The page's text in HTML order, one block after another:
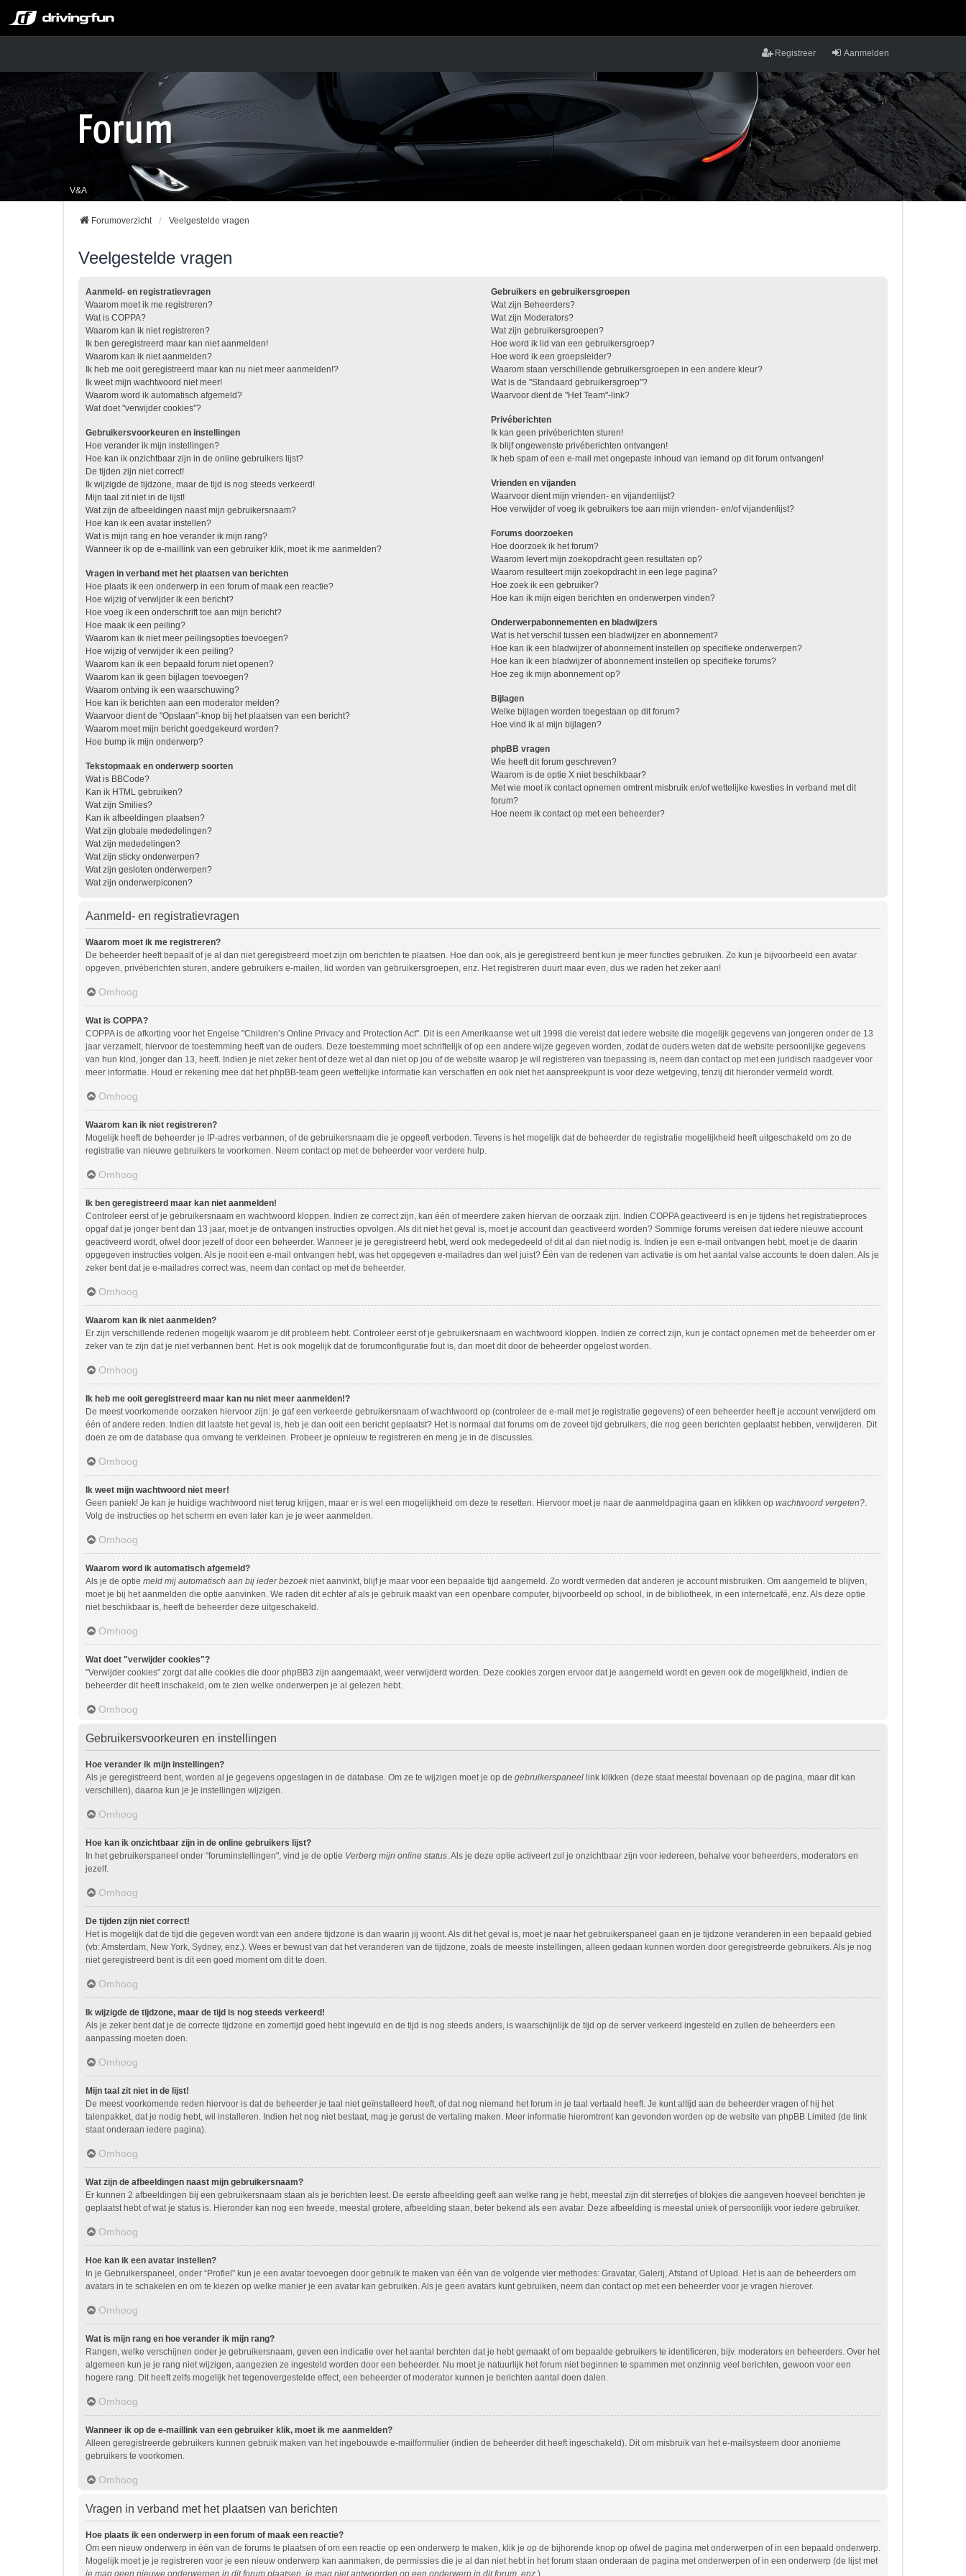
Aanmelden
Registreer
V&A
Forumoverzicht Veelgestelde vragen
Veelgestelde vragen
Aanmeld- en registratievragen
Waarom moet ik me registreren?
Wat is COPPA?
Waarom kan ik niet registreren?
Ik ben geregistreerd maar kan niet aanmelden!
Waarom kan ik niet aanmelden?
Ik heb me ooit geregistreerd maar kan nu niet meer aanmelden!?
Ik weet mijn wachtwoord niet meer!
Waarom word ik automatisch afgemeld?
Wat doet "verwijder cookies"?
Gebruikersvoorkeuren en instellingen
Hoe verander ik mijn instellingen?
Hoe kan ik onzichtbaar zijn in de online gebruikers lijst?
De tijden zijn niet correct!
Ik wijzigde de tijdzone, maar de tijd is nog steeds verkeerd!
Mijn taal zit niet in de lijst!
Wat zijn de afbeeldingen naast mijn gebruikersnaam?
Hoe kan ik een avatar instellen?
Wat is mijn rang en hoe verander ik mijn rang?
Wanneer ik op de e-maillink van een gebruiker klik, moet ik me aanmelden?
Vragen in verband met het plaatsen van berichten
Hoe plaats ik een onderwerp in een forum of maak een reactie?
Hoe wijzig of verwijder ik een bericht?
Hoe voeg ik een onderschrift toe aan mijn bericht?
Hoe maak ik een peiling?
Waarom kan ik niet meer peilingsopties toevoegen?
Hoe wijzig of verwijder ik een peiling?
Waarom kan ik een bepaald forum niet openen?
Waarom kan ik geen bijlagen toevoegen?
Waarom ontving ik een waarschuwing?
Hoe kan ik berichten aan een moderator melden?
Waarvoor dient de "Opslaan"-knop bij het plaatsen van een bericht?
Waarom moet mijn bericht goedgekeurd worden?
Hoe bump ik mijn onderwerp?
Tekstopmaak en onderwerp soorten
Wat is BBCode?
Kan ik HTML gebruiken?
Wat zijn Smilies?
Kan ik afbeeldingen plaatsen?
Wat zijn globale mededelingen?
Wat zijn mededelingen?
Wat zijn sticky onderwerpen?
Wat zijn gesloten onderwerpen?
Wat zijn onderwerpiconen?
Gebruikers en gebruikersgroepen
Wat zijn Beheerders?
Wat zijn Moderators?
Wat zijn gebruikersgroepen?
Hoe word ik lid van een gebruikersgroep?
Hoe word ik een groepsleider?
Waarom staan verschillende gebruikersgroepen in een andere kleur?
Wat is de "Standaard gebruikersgroep"?
Waarvoor dient de "Het Team"-link?
Privéberichten
Ik kan geen privéberichten sturen!
Ik blijf ongewenste privéberichten ontvangen!
Ik heb spam of een e-mail met ongepaste inhoud van iemand op dit forum ontvangen!
Vrienden en vijanden
Waarvoor dient mijn vrienden- en vijandenlijst?
Hoe verwijder of voeg ik gebruikers toe aan mijn vrienden- en/of vijandenlijst?
Forums doorzoeken
Hoe doorzoek ik het forum?
Waarom levert mijn zoekopdracht geen resultaten op?
Waarom resulteert mijn zoekopdracht in een lege pagina?
Hoe zoek ik een gebruiker?
Hoe kan ik mijn eigen berichten en onderwerpen vinden?
Onderwerpabonnementen en bladwijzers
Wat is het verschil tussen een bladwijzer en abonnement?
Hoe kan ik een bladwijzer of abonnement instellen op specifieke onderwerpen?
Hoe kan ik een bladwijzer of abonnement instellen op specifieke forums?
Hoe zeg ik mijn abonnement op?
Bijlagen
Welke bijlagen worden toegestaan op dit forum?
Hoe vind ik al mijn bijlagen?
phpBB vragen
Wie heeft dit forum geschreven?
Waarom is de optie X niet beschikbaar?
Met wie moet ik contact opnemen omtrent misbruik en/of wettelijke kwesties in verband met dit
forum?
Hoe neem ik contact op met een beheerder?
Aanmeld- en registratievragen
Waarom moet ik me registreren?
De beheerder heeft bepaalt of je al dan niet geregistreerd moet zijn om berichten te plaatsen. Hoe dan ook, als je geregistreerd bent kun je meer functies gebruiken. Zo kun je bijvoorbeeld een avatar
opgeven, privéberichten sturen, andere gebruikers e-mailen, lid worden van gebruikersgroepen, enz. Het registreren duurt maar even, dus we raden het zeker aan!
Omhoog
Wat is COPPA?
COPPA is de afkorting voor het Engelse "Children’s Online Privacy and Protection Act". Dit is een Amerikaanse wet uit 1998 die vereist dat iedere website die mogelijk gegevens van jongeren onder de 13
jaar verzamelt, hiervoor de toestemming heeft van de ouders. Deze toestemming moet schriftelijk of op een andere wijze gegeven worden, zodat de ouders weten dat de website persoonlijke gegevens
van hun kind, jonger dan 13, heeft. Indien je niet zeker bent of deze wet al dan niet op jou of de website waarop je wil registreren van toepassing is, neem dan contact op met een juridisch raadgever voor
meer informatie. Houd er rekening mee dat het phpBB-team geen wettelijke informatie kan verschaffen en ook niet het aanspreekpunt is voor deze wetgeving, tenzij dit hieronder vermeld wordt.
Omhoog
Waarom kan ik niet registreren?
Mogelijk heeft de beheerder je IP-adres verbannen, of de gebruikersnaam die je opgeeft verboden. Tevens is het mogelijk dat de beheerder de registratie mogelijkheid heeft uitgeschakeld om zo de
registratie van nieuwe gebruikers te voorkomen. Neem contact op met de beheerder voor verdere hulp.
Omhoog
Ik ben geregistreerd maar kan niet aanmelden!
Controleer eerst of je gebruikersnaam en wachtwoord kloppen. Indien ze correct zijn, kan één of meerdere zaken hiervan de oorzaak zijn. Indien COPPA geactiveerd is en je tijdens het registratieproces
opgaf dat je jonger bent dan 13 jaar, moet je de ontvangen instructies opvolgen. Als dit niet het geval is, moet je account dan geactiveerd worden? Sommige forums vereisen dat iedere nieuwe account
geactiveerd wordt, ofwel door jezelf of door een beheerder. Wanneer je je geregistreerd hebt, werd ook medegedeeld of dit al dan niet nodig is. Indien je een e-mail ontvangen hebt, moet je de daarin
opgegeven instructies volgen. Als je nooit een e-mail ontvangen hebt, was het opgegeven e-mailadres dan wel juist? Één van de redenen van activatie is om het aantal valse accounts te doen dalen. Als je
zeker bent dat je e-mailadres correct was, neem dan contact op met de beheerder.
Omhoog
Waarom kan ik niet aanmelden?
Er zijn verschillende redenen mogelijk waarom je dit probleem hebt. Controleer eerst of je gebruikersnaam en wachtwoord kloppen. Indien ze correct zijn, kun je contact opnemen met de beheerder om er
zeker van te zijn dat je niet verbannen bent. Het is ook mogelijk dat de forumconfiguratie fout is, dan moet dit door de beheerder opgelost worden.
Omhoog
Ik heb me ooit geregistreerd maar kan nu niet meer aanmelden!?
De meest voorkomende oorzaken hiervoor zijn: je gaf een verkeerde gebruikersnaam of wachtwoord op (controleer de e-mail met je registratie gegevens) of een beheerder heeft je account verwijderd om
één of andere reden. Indien dit laatste het geval is, heb je dan ooit een bericht geplaatst? Het is normaal dat forums om de zoveel tijd gebruikers, die nog geen berichten geplaatst hebben, verwijderen. Dit
doen ze om de database qua omvang te verkleinen. Probeer je opnieuw te registreren en meng je in de discussies.
Omhoog
Ik weet mijn wachtwoord niet meer!
Geen paniek! Je kan je huidige wachtwoord niet terug krijgen, maar er is wel een mogelijkheid om deze te resetten. Hiervoor moet je naar de aanmeldpagina gaan en klikken op wachtwoord vergeten?.
Volg de instructies op het scherm en even later kan je je weer aanmelden.
Omhoog
Waarom word ik automatisch afgemeld?
Als je de optie meld mij automatisch aan bij ieder bezoek niet aanvinkt, blijf je maar voor een bepaalde tijd aangemeld. Zo wordt vermeden dat anderen je account misbruiken. Om aangemeld te blijven,
moet je bij het aanmelden die optie aanvinken. We raden dit echter af als je gebruik maakt van een openbare computer, bijvoorbeeld op school, in de bibliotheek, in een internetcafé, enz. Als deze optie
niet beschikbaar is, heeft de beheerder deze uitgeschakeld.
Omhoog
Wat doet "verwijder cookies"?
"Verwijder cookies" zorgt dat alle cookies die door phpBB3 zijn aangemaakt, weer verwijderd worden. Deze cookies zorgen ervoor dat je aangemeld wordt en geven ook de mogelijkheid, indien de
beheerder dit heeft inschakeld, om te zien welke onderwerpen je al gelezen hebt.
Omhoog
Gebruikersvoorkeuren en instellingen
Hoe verander ik mijn instellingen?
Als je geregistreerd bent, worden al je gegevens opgeslagen in de database. Om ze te wijzigen moet je op de gebruikerspaneel link klikken (deze staat meestal bovenaan op de pagina, maar dit kan
verschillen), daarna kun je je instellingen wijzigen.
Omhoog
Hoe kan ik onzichtbaar zijn in de online gebruikers lijst?
In het gebruikerspaneel onder "foruminstellingen", vind je de optie Verberg mijn online status. Als je deze optie activeert zul je onzichtbaar zijn voor iedereen, behalve voor beheerders, moderators en
jezelf.
Omhoog
De tijden zijn niet correct!
Het is mogelijk dat de tijd die gegeven wordt van een andere tijdzone is dan waarin jij woont. Als dit het geval is, moet je naar het gebruikerspaneel gaan en je tijdzone veranderen in een bepaald gebied
(vb: Amsterdam, New York, Sydney, enz.). Wees er bewust van dat het veranderen van de tijdzone, zoals de meeste instellingen, alleen gedaan kunnen worden door geregistreerde gebruikers. Als je nog
niet geregistreerd bent is dit een goed moment om dit te doen.
Omhoog
Ik wijzigde de tijdzone, maar de tijd is nog steeds verkeerd!
Als je zeker bent dat je de correcte tijdzone en zomertijd goed hebt ingevuld en de tijd is nog steeds anders, is waarschijnlijk de tijd op de server verkeerd ingesteld en zullen de beheerders een
aanpassing moeten doen.
Omhoog
Mijn taal zit niet in de lijst!
De meest voorkomende reden hiervoor is dat de beheerder je taal niet geïnstalleerd heeft, of dat nog niemand het forum in je taal vertaald heeft. Je kunt altijd aan de beheerder vragen of hij het
talenpakket, dat je nodig hebt, wil installeren. Indien het nog niet bestaat, mag je gerust de vertaling maken. Meer informatie hieromtrent kan gevonden worden op de website van phpBB Limited (de link
staat onderaan iedere pagina).
Omhoog
Wat zijn de afbeeldingen naast mijn gebruikersnaam?
Er kunnen 2 afbeeldingen bij een gebruikersnaam staan als je berichten leest. De eerste afbeelding geeft aan welke rang je hebt, meestal zijn dit sterretjes of blokjes die aangeven hoeveel berichten je
geplaatst hebt of wat je status is. Hieronder kan nog een tweede, meestal grotere, afbeelding staan, beter bekend als een avatar. Deze afbeelding is meestal uniek of persoonlijk voor iedere gebruiker.
Omhoog
Hoe kan ik een avatar instellen?
In je Gebruikerspaneel, onder “Profiel” kun je een avatar toevoegen door gebruik te maken van één van de volgende vier methodes: Gravatar, Galerij, Afstand of Upload. Het is aan de beheerders om
avatars in te schakelen en om te kiezen op welke manier je een avatar kan gebruiken. Als je geen avatars kunt gebruiken, neem dan contact op met een beheerder voor je vragen hierover.
Omhoog
Wat is mijn rang en hoe verander ik mijn rang?
Rangen, welke verschijnen onder je gebruikersnaam, geven een indicatie over het aantal berchten dat je hebt gemaakt of om bepaalde gebruikers te identificeren, bijv. moderators en beheerders. Over het
algemeen kun je je rang niet wijzigen, aangezien ze ingesteld worden door een beheerder. Nu moet je natuurlijk het forum niet beginnen te spammen met onzinnig veel berichten, gewoon voor een
hogere rang. Dit heeft zelfs mogelijk het tegenovergestelde effect, een beheerder of moderator kunnen je berichten aantal doen dalen.
Omhoog
Wanneer ik op de e-maillink van een gebruiker klik, moet ik me aanmelden?
Alleen geregistreerde gebruikers kunnen gebruik maken van het ingebouwde e-mailformulier (indien de beheerder dit heeft ingeschakeld). Dit om misbruik van het e-mailsysteem door anonieme
gebruikers te voorkomen.
Omhoog
Vragen in verband met het plaatsen van berichten
Hoe plaats ik een onderwerp in een forum of maak een reactie?
Om een nieuw onderwerp in één van de forums te plaatsen of om een reactie op een onderwerp te maken, klik je op de bijhorende knop op ofwel de pagina met onderwerpen of in een bepaald onderwerp.
Mogelijk moet je je registreren voor je een nieuw onderwerp kan aanmaken, de permissies die je al dan niet hebt in het forum staan onderaan de pagina met onderwerpen of in een onderwerp (de lijst met
je mag geen nieuwe onderwerpen in dit forum plaatsen, je mag niet antwoorden op een onderwerp in dit forum, enz. ).